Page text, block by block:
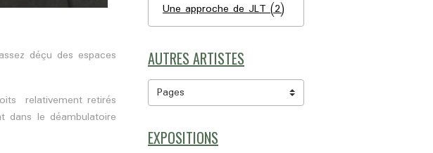
déçu des espaces
relativement retirés
dans le déambulatoire
Une approche de JLT (2)
AUTRES ARTISTES
EXPOSITIONS